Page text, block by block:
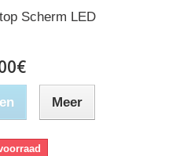
Scherm LED
Meer